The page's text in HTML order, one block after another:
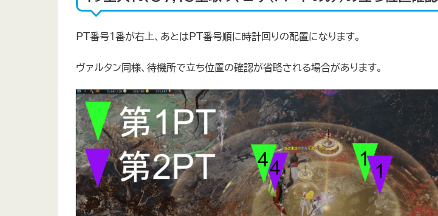
PT番号1番が右上、あとはPT番号順に時計回りの配置になります。
ヴァルタン同様、待機所で立ち位置の確認が省略される場合があります。